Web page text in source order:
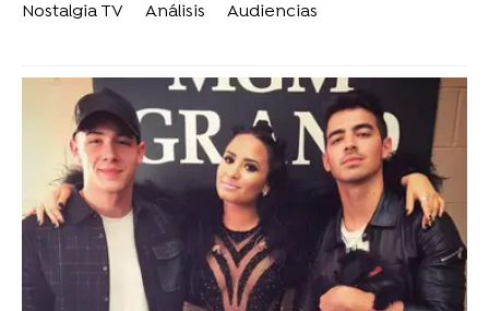
Nostalgia TV
Análisis Audiencias